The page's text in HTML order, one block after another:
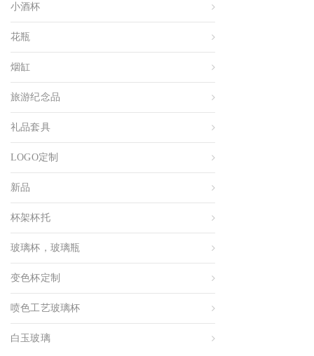
小酒杯
花瓶
烟缸
旅游纪念品
礼品套具
LOGO定制
新品
杯架杯托
玻璃杯，玻璃瓶
变色杯定制
喷色工艺玻璃杯
白玉玻璃